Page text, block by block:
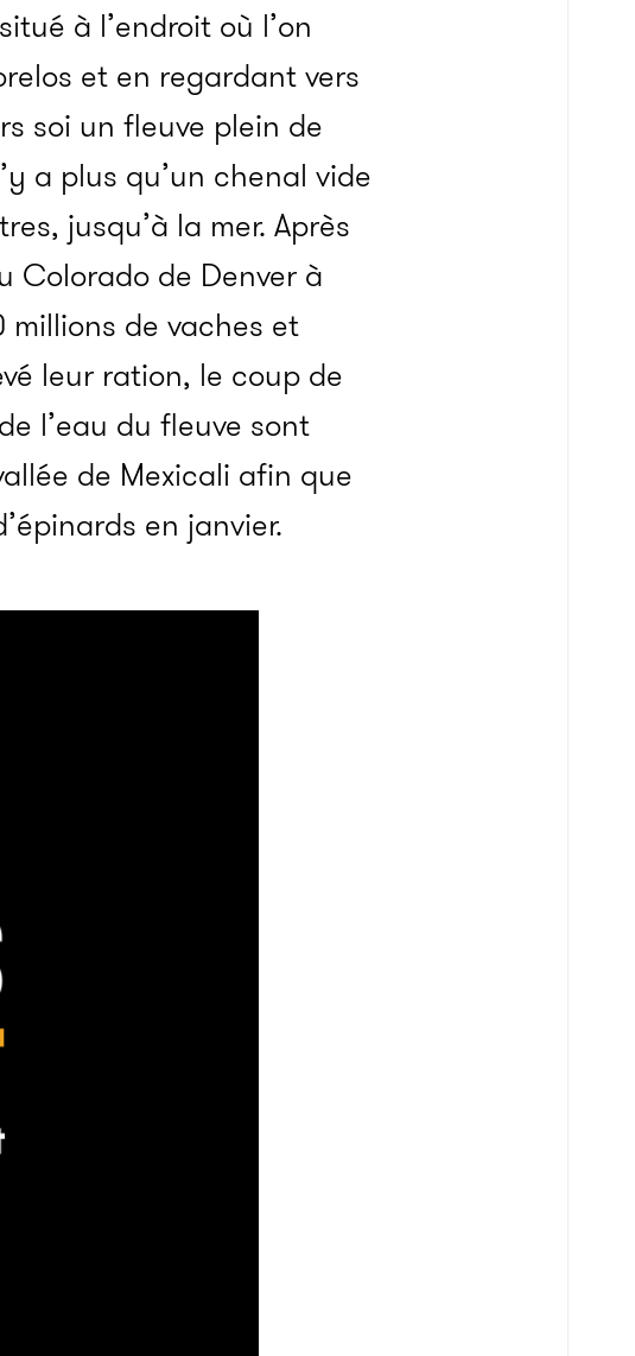
à l’endroit où l’on
et en regardant vers
soi un fleuve plein de
a plus qu’un chenal vide
jusqu’à la mer. Après
Colorado de Denver à
millions de vaches et
leur ration, le coup de
l’eau du fleuve sont
de Mexicali afin que
en janvier.